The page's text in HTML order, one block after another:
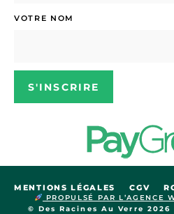
VOTRE NOM
S'INSCRIRE
© Des Racines Au Verre
PROPULSÉ PAR L’AGENCE
MENTIONS LÉGALES CGV